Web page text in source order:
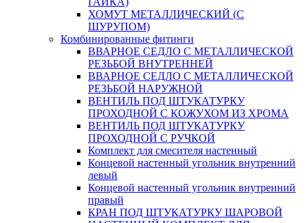
ХОМУТ МЕТАЛЛИЧЕСКИЙ (С
ШУРУПОМ)
Комбинированные фитинги
ВВАРНОЕ СЕДЛО С МЕТАЛЛИЧЕСКОЙ
РЕЗЬБОЙ ВНУТРЕННЕЙ
ВВАРНОЕ СЕДЛО С МЕТАЛЛИЧЕСКОЙ
РЕЗЬБОЙ НАРУЖНОЙ
ВЕНТИЛЬ ПОД ШТУКАТУРКУ
ПРОХОДНОЙ С КОЖУХОМ ИЗ ХРОМА
ВЕНТИЛЬ ПОД ШТУКАТУРКУ
ПРОХОДНОЙ С РУЧКОЙ
Комплект для смесителя настенный
Концевой настенный угольник внутренний
левый
Концевой настенный угольник внутренний
правый
КРАН ПОД ШТУКАТУРКУ ШАРОВОЙ